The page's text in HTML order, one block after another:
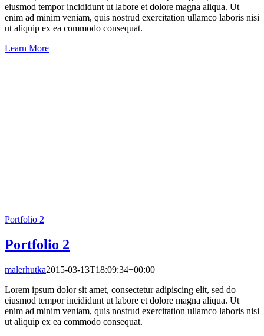
eiusmod tempor incididunt ut labore et dolore magna aliqua. Ut
enim ad minim veniam, quis nostrud exercitation ullamco laboris nisi
ut aliquip ex ea commodo consequat.
Learn More
Portfolio 2
Portfolio 2
malerhutka2015-03-13T18:09:34+00:00
Lorem ipsum dolor sit amet, consectetur adipiscing elit, sed do
eiusmod tempor incididunt ut labore et dolore magna aliqua. Ut
enim ad minim veniam, quis nostrud exercitation ullamco laboris nisi
ut aliquip ex ea commodo consequat.